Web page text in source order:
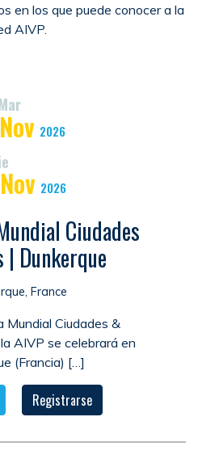
en los que puede conocer a la
AIVP.
Nov 2026
Nov 2026
Ciudades
| Dunkerque
France
Mundial Ciudades &
AIVP se celebrará en
(Francia) […]
Registrarse